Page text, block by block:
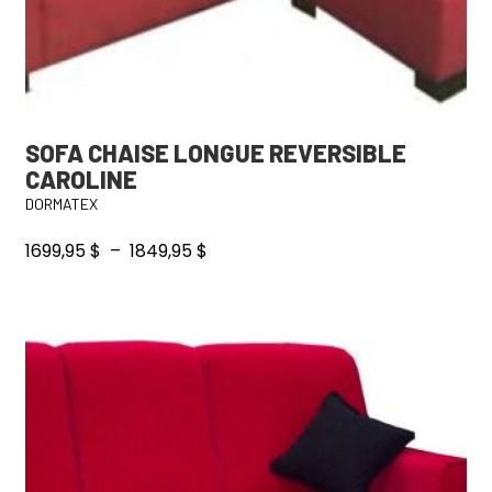
SOFA CHAISE LONGUE REVERSIBLE
CAROLINE
DORMATEX
1699,95$ – 1849,95$
à
produit
plusieurs
variations.
options